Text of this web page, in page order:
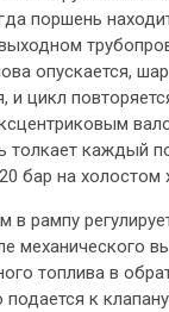
поршень
опускается,
и цикл
каждый
бар на холостом
рампу
механического
топлива в
к